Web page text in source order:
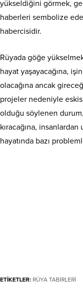
yükseldiğini görmek,
haberleri sembolize
habercisidir.
Rüyada göğe
hayat yaşayacağına,
olacağına ancak
projeler nedeniyle
olduğu söylenen
kıracağına,
hayatında bazı
ETİKETLER: RÜYA TABİRLERİ